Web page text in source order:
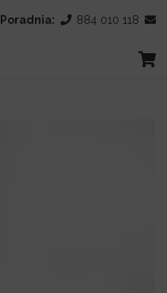
Poradnia: 884 010 118